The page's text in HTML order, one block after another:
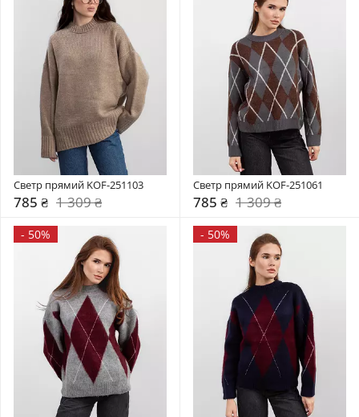
Светр прямий KOF-251103
785 ₴ 1 309 ₴
Светр прямий KOF-251061
785 ₴ 1 309 ₴
- 50% - 50%